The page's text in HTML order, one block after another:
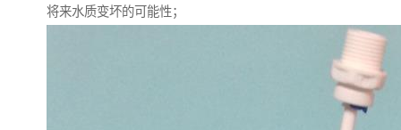
将来水质变坏的可能性；